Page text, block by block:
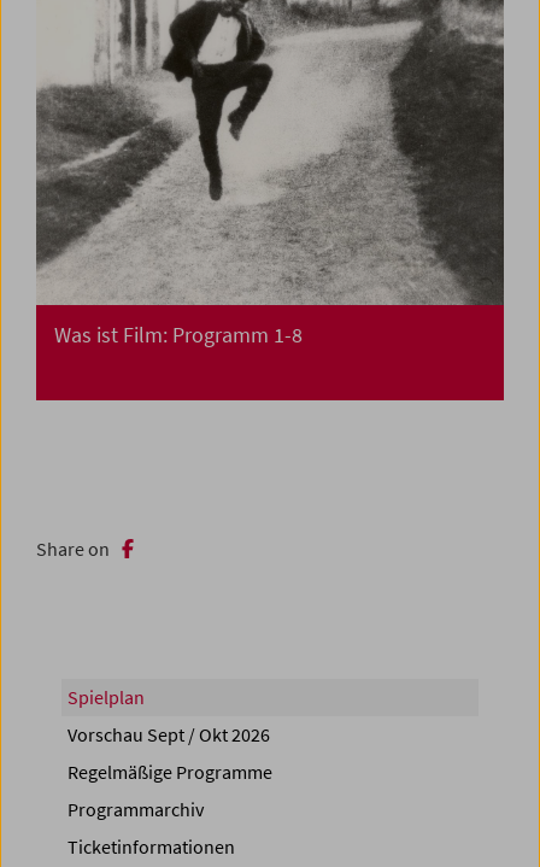
Was ist Film: Programm 1-8
Share on
Spielplan
Vorschau Sept / Okt 2026
Regelmäßige Programme
Programmarchiv
Ticketinformationen